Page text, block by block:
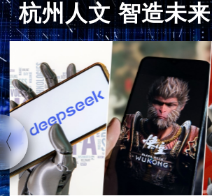
杭州人文 智造未来